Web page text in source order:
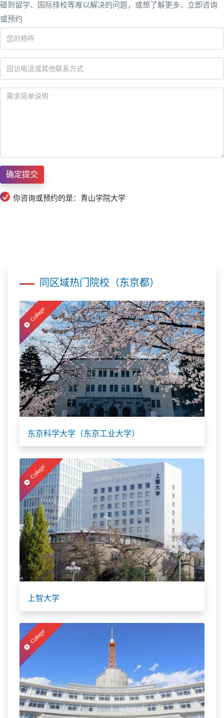
碰到留学、国际择校等难以解决的问题，或想了解更多，立即咨询
或预约
你咨询或预约的是：青山学院大学
同区域热门院校（东京都）
College
东京科学大学（东京工业大学）
College
上智大学
College